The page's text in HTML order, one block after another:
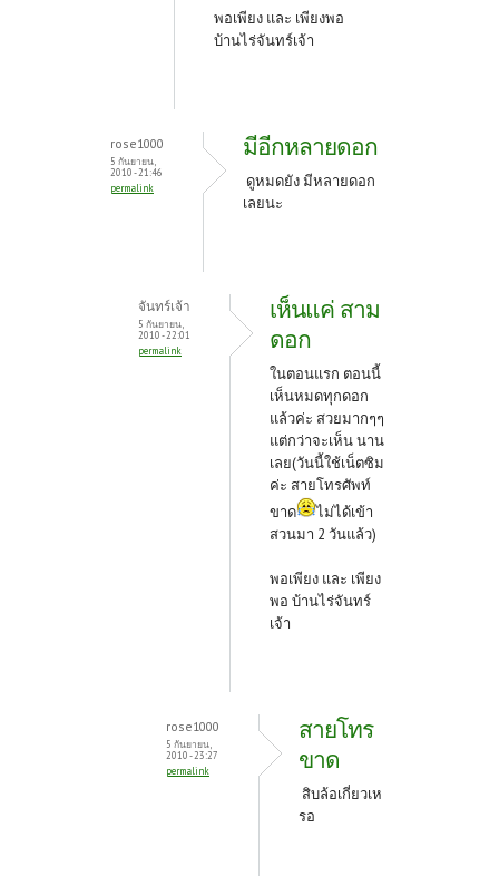
พอเพียง และ เพียงพอ
บ้านไร่จันทร์เจ้า
rose1000
5 กันยายน,
2010 - 21:46
permalink
มีอีกหลายดอก
ดูหมดยัง มีหลายดอก
เลยนะ
จันทร์เจ้า
5 กันยายน,
2010 - 22:01
permalink
เห็นแค่ สาม
ดอก
ในตอนแรก ตอนนี้
เห็นหมดทุกดอก
แล้วค่ะ สวยมากๆๆ
แต่กว่าจะเห็น นาน
เลย(วันนี้ใช้เน็ตซิม
ค่ะ สายโทรศัพท์
ขาด
ไม่ได้เข้า
สวนมา 2 วันแล้ว)
พอเพียง และ เพียง
พอ บ้านไร่จันทร์
เจ้า
rose1000
5 กันยายน,
2010 - 23:27
permalink
สายโทร
ขาด
สิบล้อเกี่ยวเห
รอ